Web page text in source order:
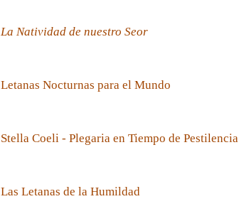
La Natividad de nuestro Seor
Letanas Nocturnas para el Mundo
Stella Coeli - Plegaria en Tiempo de Pestilencia
Las Letanas de la Humildad